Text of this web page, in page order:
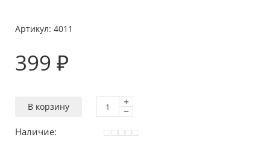
Артикул: 4011
399 ₽
В корзину
Наличие: